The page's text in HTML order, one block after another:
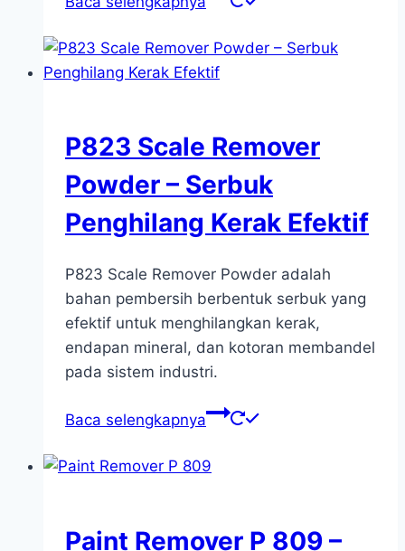
P823 Scale Remover
Powder – Serbuk
Penghilang Kerak Efektif
P823 Scale Remover Powder adalah
bahan pembersih berbentuk serbuk yang
efektif untuk menghilangkan kerak,
endapan mineral, dan kotoran membandel
pada sistem industri.
Baca selengkapnya
Paint Remover P 809 –